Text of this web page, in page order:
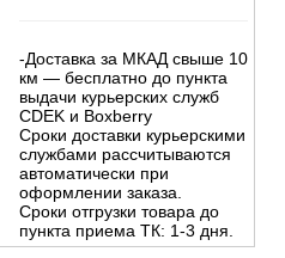
-Доставка за МКАД свыше 10
км — бесплатно до пункта
выдачи курьерских служб
CDEK и Boxberry
Сроки доставки курьерскими
службами рассчитываются
автоматически при
оформлении заказа.
Сроки отгрузки товара до
пункта приема ТК: 1-3 дня.